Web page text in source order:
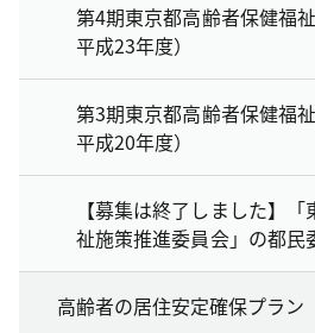
第4期東京都高齢者保健福
平成23年度）
第3期東京都高齢者保健福
平成20年度）
【募集は終了しました】
祉施策推進委員会」の都民
高齢者の居住安定確保プラン